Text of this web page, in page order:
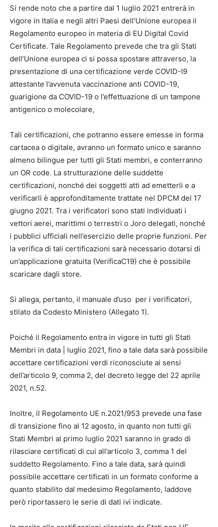
Si rende noto che a partire dal 1 luglio 2021 entrerà in
vigore in Italia e negli altri Paesi dell’Unione europea il
Regolamento europeo in materia di EU Digital Covid
Certificate. Tale Regolamento prevede che tra gli Stati
dell’Unione europea ci si possa spostare attraverso, la
presentazione di una certificazione verde COVID-I9
attestante l’avvenuta vaccinazione anti COVID-19,
guarigione da COVID-19 o l’effettuazione di un tampone
antigenico o molecolare,
Tali certificazioni, che potranno essere emesse in forma
cartacea o digitale, avranno un formato unico e saranno
almeno bilingue per tutti gli Stati membri, e conterranno
un OR code. La strutturazione delle suddette
certificazioni, nonché dei soggetti atti ad emetterli e a
verificarli è approfonditamente trattate nel DPCM del 17
giugno 2021. Tra i verificatori sono stati individuati i
vettori aerei, marittimi o terrestri o Joro delegati, nonché
i pubblici ufficiali nell’esercizio delle proprie funzioni. Per
la verifica di tali certificazioni sarà necessario dotarsi di
un’applicazione gratuita (VerificaC19) che è possibile
scaricare dagli store.
Si allega, pertanto, il manuale d’uso per i verificatori,
stilato da Codesto Ministero (Allegato 1).
Poiché il Regolamento entra in vigore in tutti gli Stati
Membri in data | luglio 2021, fino a tale data sarà possibile
accettare certificazioni verdi riconosciute ai sensi
dell’articolo 9, comma 2, del decreto legge del 22 aprile
2021, n.52.
Inoltre, il Regolamento UE n.2021/953 prevede una fase
di transizione fino al 12 agosto, in quanto non tutti gli
Stati Membri al primo luglio 2021 saranno in grado di
rilasciare certificati di cui all’articolo 3, comma 1 del
suddetto Regolamento. Fino a tale data, sarà quindi
possibile accettare certificati in un formato conforme a
quanto stabilito dal medesimo Regolamento, laddove
però riportassero le serie di dati ivi indicate.